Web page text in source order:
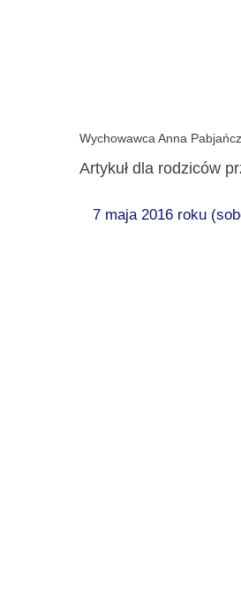
Wychowawca Anna
Artykuł dla rodziców
7 maja 2016 roku